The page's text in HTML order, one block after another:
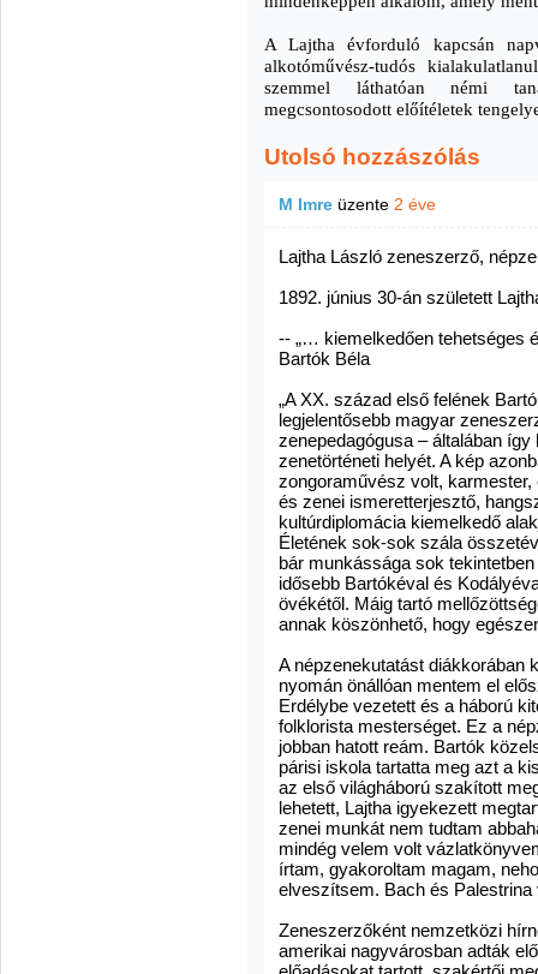
A Lajtha évforduló kapcsán
alkotóművész-tudós
szemmel láthatóan némi
megcsontosodott előítéletek
Utolsó hozzászólás
M Imre üzente 2 éve
Lajtha László zeneszerző,
1892. június 30-án született
-- „… kiemelkedően tehetséges
Bartók Béla
„A XX. század első felének
legjelentősebb magyar
zenepedagógusa – általában
zenetörténeti helyét. A kép
zongoraművész volt,
és zenei ismeretterjesztő,
kultúrdiplomácia kiemelkedő
Életének sok-sok szála
bár munkássága sok
idősebb Bartókéval és
övékétől. Máig tartó
annak köszönhető, hogy
A népzenekutatást diákkorában
nyomán önállóan mentem el
Erdélybe vezetett és a háború
folklorista mesterséget. Ez a
jobban hatott reám. Bartók
párisi iskola tartatta meg azt a
az első világháború szakított
lehetett, Lajtha igyekezett
zenei munkát nem tudtam
mindég velem volt
írtam, gyakoroltam magam,
elveszítsem. Bach és Palestrina
Zeneszerzőként nemzetközi
amerikai nagyvárosban adták